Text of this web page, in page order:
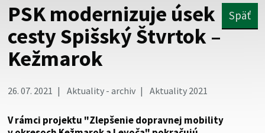
Táto stránka je zabezpečená
Buďte pozorní a vždy sa uistite, že zdieľate informácie iba
cez zabezpečenú webovú stránku. Zabezpečená stránka
PSK modernizuje úsek
cesty Spišský Štvrtok –
Kežmarok
Späť
26. 07. 2021 Aktuality - archiv Aktuality 2021
V rámci projektu "Zlepšenie dopravnej mobility